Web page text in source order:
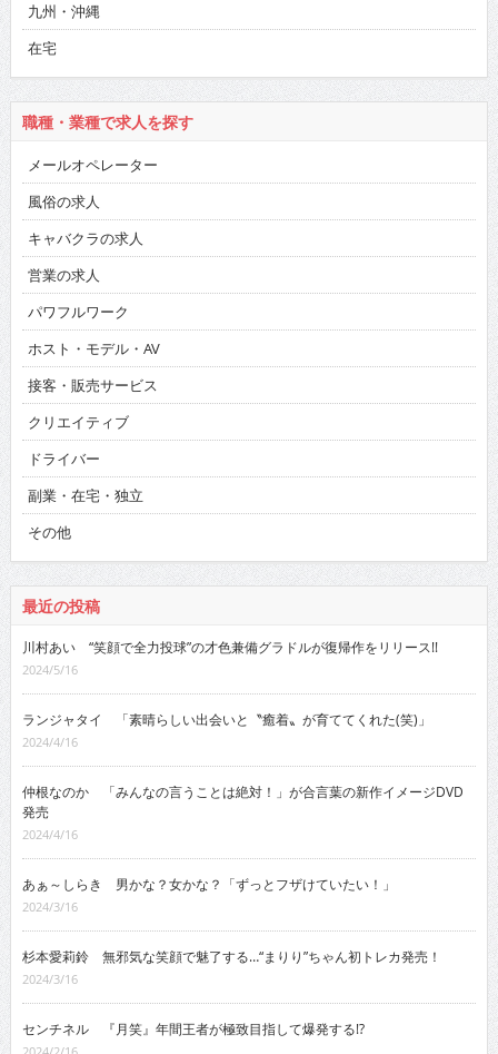
九州・沖縄
在宅
職種・業種で求人を探す
メールオペレーター
風俗の求人
キャバクラの求人
営業の求人
パワフルワーク
ホスト・モデル・AV
接客・販売サービス
クリエイティブ
ドライバー
副業・在宅・独立
その他
最近の投稿
川村あい “笑顔で全力投球”の才色兼備グラドルが復帰作をリリース!!
2024/5/16
ランジャタイ 「素晴らしい出会いと〝癒着〟が育ててくれた(笑)」
2024/4/16
仲根なのか 「みんなの言うことは絶対！」が合言葉の新作イメージDVD
発売
2024/4/16
あぁ～しらき 男かな？女かな？「ずっとフザけていたい！」
2024/3/16
杉本愛莉鈴 無邪気な笑顔で魅了する…“まりり”ちゃん初トレカ発売！
2024/3/16
センチネル 『月笑』年間王者が極致目指して爆発する!?